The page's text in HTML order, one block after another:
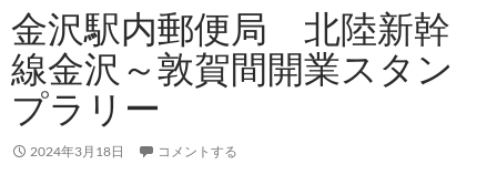
金沢駅内郵便局 北陸新幹
線金沢～敦賀間開業スタン
プラリー
2024年3月18日 コメントする